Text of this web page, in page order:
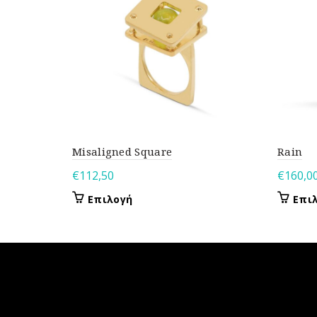
Misaligned Square
€112,50
ΕπιλογήΑυτό
έχει
Rain
€